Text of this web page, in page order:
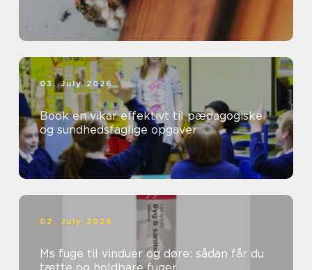
03. July 2026
Book en vikar effektivt til pædagogiske
og sundhedsfaglige opgaver
02. July 2026
Ms fuge til vinduer og døre: sådan får du